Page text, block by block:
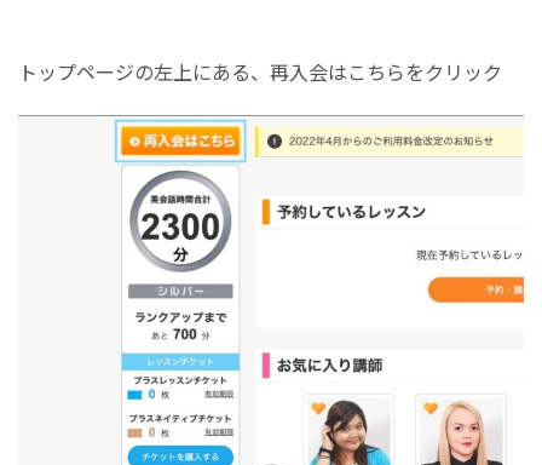
トップページの左上にある、再入会はこちらをクリック